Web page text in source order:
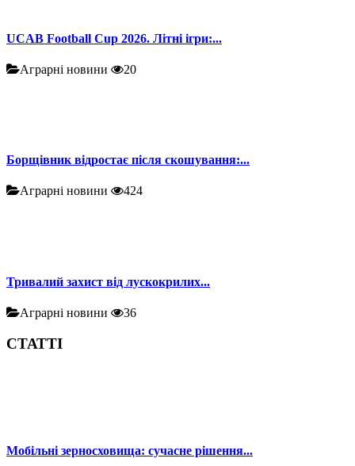
UCAB Football Cup 2026. Літні ігри:...
Аграрні новини 20
Борщівник відростає після скошування:...
Аграрні новини 424
Тривалий захист від лускокрилих...
Аграрні новини 36
СТАТТІ
Мобільні зерносховища: сучасне рішення...